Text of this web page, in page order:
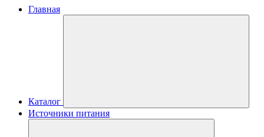
Главная
Каталог
Источники питания